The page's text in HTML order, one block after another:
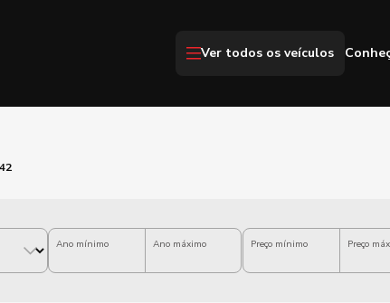
Ver todos os veículos
Ano mínimo Ano máximo Preço mínimo Preço